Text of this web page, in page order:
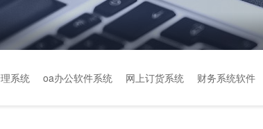
系统 oa办公软件系统 网上订货系统 财务系统软件